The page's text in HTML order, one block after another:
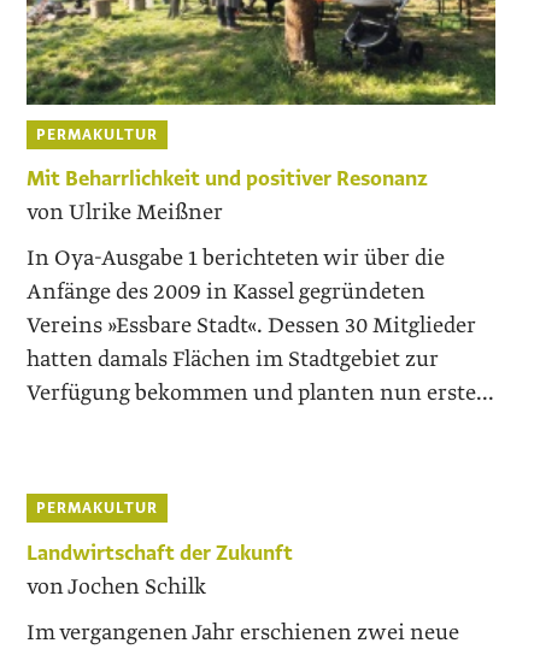
PERMAKULTUR
Mit Beharrlichkeit und positiver Resonanz
von Ulrike Meißner
In Oya-Ausgabe 1 berichteten wir über die
Anfänge des 2009 in Kassel gegründeten
Vereins »Essbare Stadt«. Dessen 30 Mitglieder
hatten damals Flächen im Stadtgebiet zur
Verfügung bekommen und planten nun erste...
PERMAKULTUR
Landwirtschaft der Zukunft
von Jochen Schilk
Im vergangenen Jahr erschienen zwei neue